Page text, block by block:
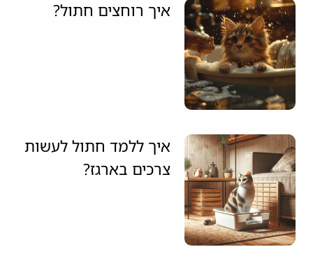
איך רוחצים חתול?
איך ללמד חתול לעשות
צרכים בארגז?